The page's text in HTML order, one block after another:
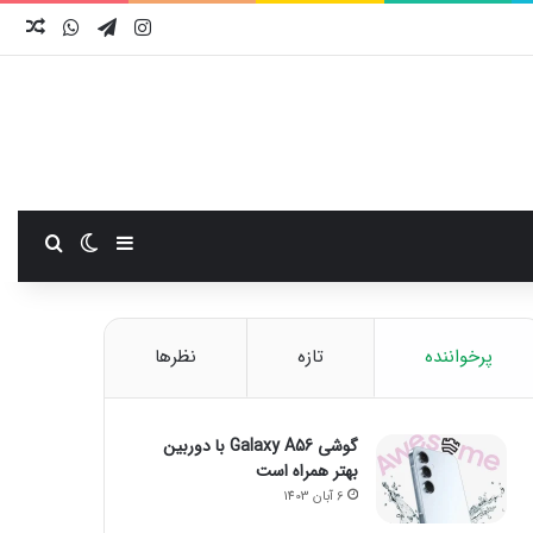
اینستاگرام
تلگرام واتس
سایدبارتغییر
پرخواننده تازه نظرها
گوشی Galaxy A56 با دوربین
بهتر همراه است
6 آبان 1403